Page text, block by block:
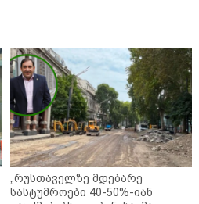
„რუსთაველზე მდებარე
სასტუმროები 40-50%-იან